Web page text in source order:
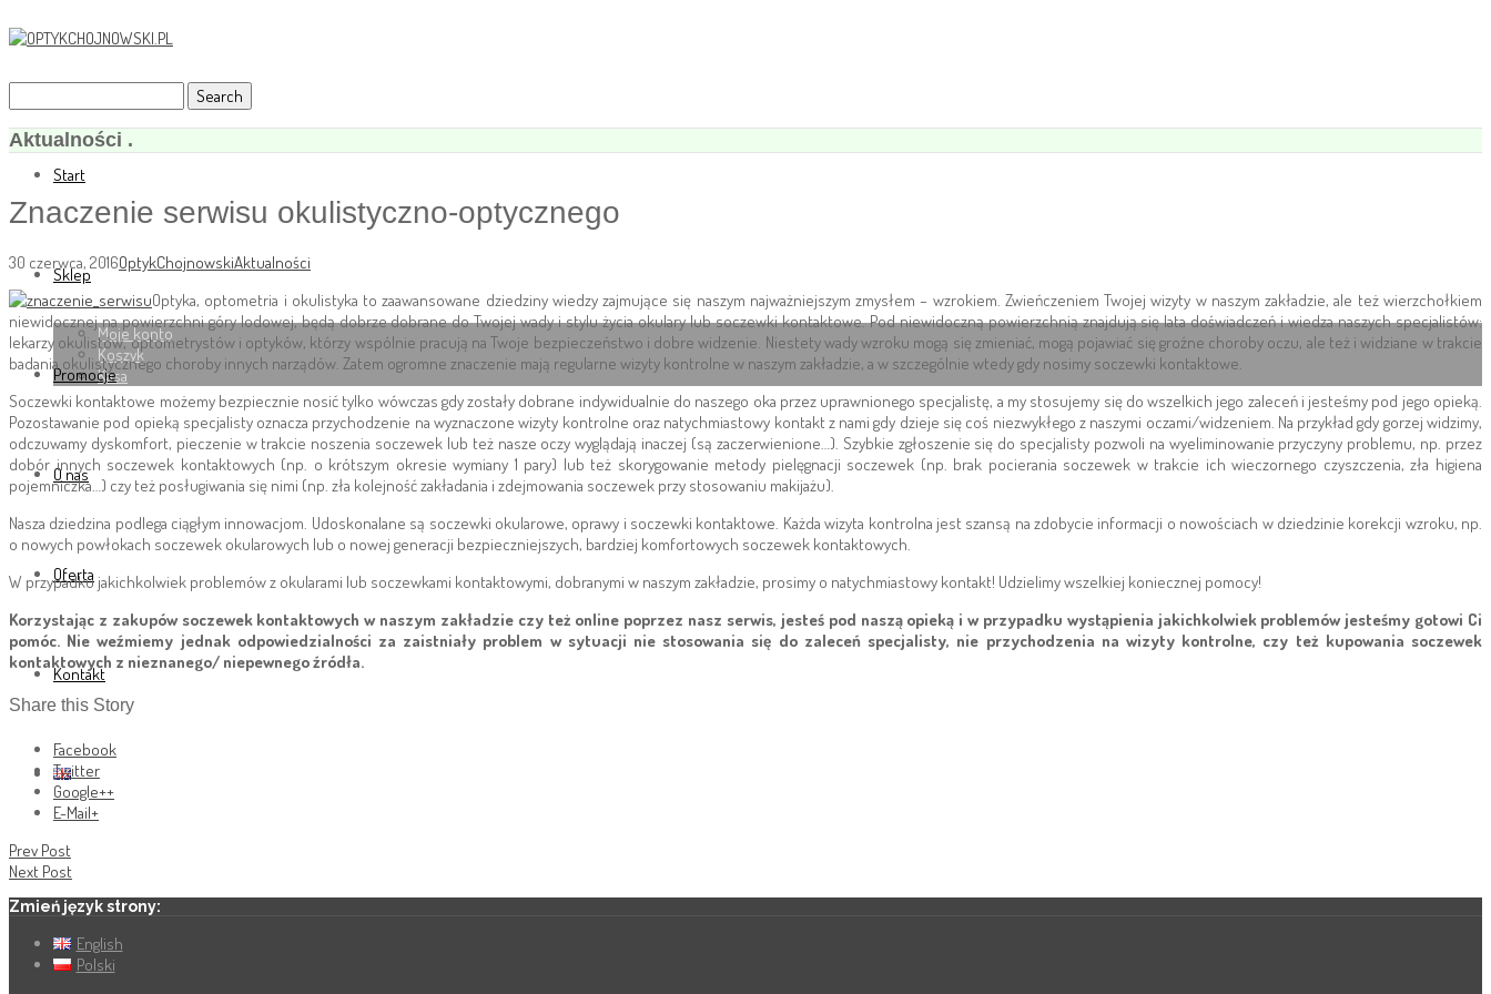
Start
Sklep
Moje konto
Koszyk
Kasa
Promocje
O nas
Oferta
Kontakt
Aktualności .
Znaczenie serwisu okulistyczno-optycznego
30 czerwca, 2016OptykChojnowskiAktualności
Optyka, optometria i okulistyka to zaawansowane dziedziny wiedzy zajmujące się naszym najważniejszym zmysłem – wzrokiem. Zwieńczeniem Twojej wizyty w naszym zakładzie, ale też wierzchołkiem
niewidocznej na powierzchni góry lodowej, będą dobrze dobrane do Twojej wady i stylu życia okulary lub soczewki kontaktowe. Pod niewidoczną powierzchnią znajdują się lata doświadczeń i wiedza naszych specjalistów:
lekarzy okulistów, optometrystów i optyków, którzy wspólnie pracują na Twoje bezpieczeństwo i dobre widzenie. Niestety wady wzroku mogą się zmieniać, mogą pojawiać się groźne choroby oczu, ale też i widziane w trakcie
badania okulistycznego choroby innych narządów. Zatem ogromne znaczenie mają regularne wizyty kontrolne w naszym zakładzie, a w szczególnie wtedy gdy nosimy soczewki kontaktowe.
Soczewki kontaktowe możemy bezpiecznie nosić tylko wówczas gdy zostały dobrane indywidualnie do naszego oka przez uprawnionego specjalistę, a my stosujemy się do wszelkich jego zaleceń i jesteśmy pod jego opieką.
Pozostawanie pod opieką specjalisty oznacza przychodzenie na wyznaczone wizyty kontrolne oraz natychmiastowy kontakt z nami gdy dzieje się coś niezwykłego z naszymi oczami/widzeniem. Na przykład gdy gorzej widzimy,
odczuwamy dyskomfort, pieczenie w trakcie noszenia soczewek lub też nasze oczy wyglądają inaczej (są zaczerwienione…). Szybkie zgłoszenie się do specjalisty pozwoli na wyeliminowanie przyczyny problemu, np. przez
dobór innych soczewek kontaktowych (np. o krótszym okresie wymiany 1 pary) lub też skorygowanie metody pielęgnacji soczewek (np. brak pocierania soczewek w trakcie ich wieczornego czyszczenia, zła higiena
pojemniczka…) czy też posługiwania się nimi (np. zła kolejność zakładania i zdejmowania soczewek przy stosowaniu makijażu).
Nasza dziedzina podlega ciągłym innowacjom. Udoskonalane są soczewki okularowe, oprawy i soczewki kontaktowe. Każda wizyta kontrolna jest szansą na zdobycie informacji o nowościach w dziedzinie korekcji wzroku, np.
o nowych powłokach soczewek okularowych lub o nowej generacji bezpieczniejszych, bardziej komfortowych soczewek kontaktowych.
W przypadku jakichkolwiek problemów z okularami lub soczewkami kontaktowymi, dobranymi w naszym zakładzie, prosimy o natychmiastowy kontakt! Udzielimy wszelkiej koniecznej pomocy!
Korzystając z zakupów soczewek kontaktowych w naszym zakładzie czy też online poprzez nasz serwis, jesteś pod naszą opieką i w przypadku wystąpienia jakichkolwiek problemów jesteśmy gotowi Ci
pomóc. Nie weźmiemy jednak odpowiedzialności za zaistniały problem w sytuacji nie stosowania się do zaleceń specjalisty, nie przychodzenia na wizyty kontrolne, czy też kupowania soczewek
kontaktowych z nieznanego/ niepewnego źródła.
Share this Story
Facebook
Twitter
Google++
E-Mail+
Prev Post
Next Post
Zmień język strony:
English
Polski